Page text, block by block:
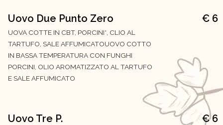
Uovo Due Punto Zero
UOVA COTTE IN CBT, PORCINI*, CLIO AL
TARTUFO, SALE AFFUMICATOUOVO COTTO
IN BASSA TEMPERATURA CON FUNGHI
PORCINI, OLIO AROMATIZZATO AL TARTUFO
E SALE AFFUMICATO
€ 6
Uovo Tre P. € 6